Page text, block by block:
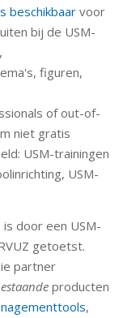
beschikbaar voor
bij de USM-
figuren,
of out-of-
niet gratis
USM-trainingen
USM-
is door een USM-
getoetst.
partner
producten
,